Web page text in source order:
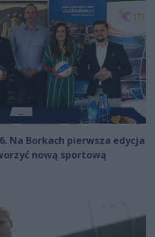
Na Borkach pierwsza edycja
nową sportową